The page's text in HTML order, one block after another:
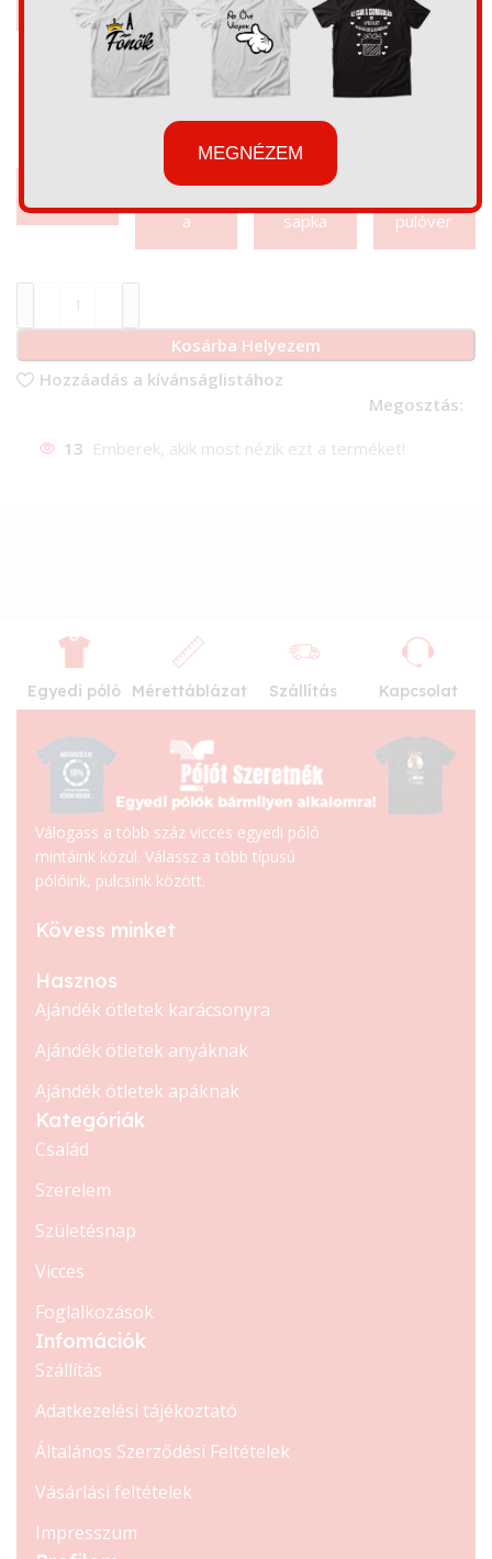
pulóver
a
sapka
pulóver
Kosárba Helyezem
Hozzáadás a kívánságlistához
Megosztás:
13 Emberek, akik most nézik ezt a terméket!
Egyedi póló Mérettáblázat Szállítás Kapcsolat
Válogass a több száz vicces egyedi póló
mintáink közül. Válassz a több típusú
pólóink, pulcsink között.
Kövess minket
Hasznos
Ajándék ötletek karácsonyra
Ajándék ötletek anyáknak
Ajándék ötletek apáknak
Kategóriák
Család
Szerelem
Születésnap
Vicces
Foglalkozások
Infomációk
Szállítás
Adatkezelési tájékoztató
Általános Szerződési Feltételek
Vásárlási feltételek
Impresszum
MEGNÉZEM